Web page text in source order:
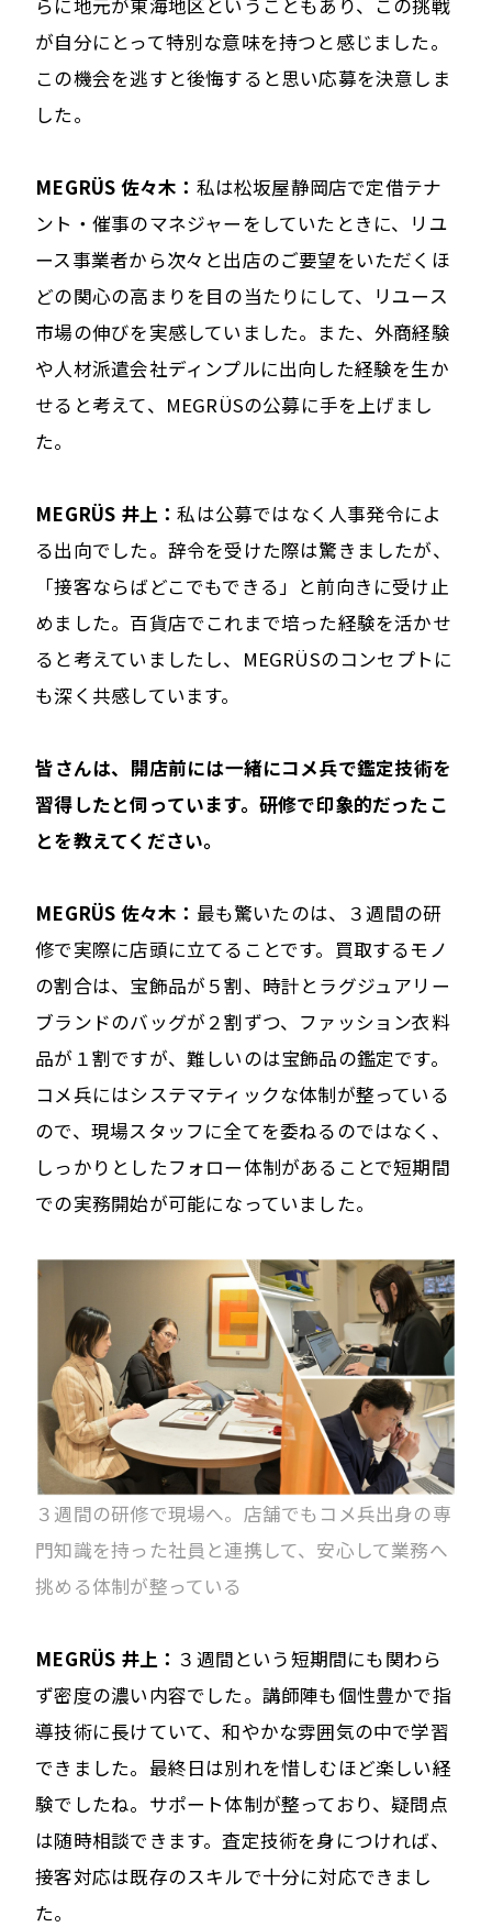
らに地元が東海地区ということもあり、この挑戦
が自分にとって特別な意味を持つと感じました。
この機会を逃すと後悔すると思い応募を決意しま
した。
MEGRÜS 佐々木： 私は松坂屋静岡店で定借テナ
ント・催事のマネジャーをしていたときに、リユ
ース事業者から次々と出店のご要望をいただくほ
どの関心の高まりを目の当たりにして、リユース
市場の伸びを実感していました。また、外商経験
や人材派遣会社ディンプルに出向した経験を生か
せると考えて、MEGRÜSの公募に手を上げまし
た。
MEGRÜS 井上：私は公募ではなく人事発令によ
る出向でした。辞令を受けた際は驚きましたが、
「接客ならばどこでもできる」と前向きに受け止
めました。百貨店でこれまで培った経験を活かせ
ると考えていましたし、MEGRÜSのコンセプトに
も深く共感しています。
――皆さんは、開店前には一緒にコメ兵で鑑定技術を
習得したと伺っています。研修で印象的だったこ
とを教えてください。
MEGRÜS 佐々木： 最も驚いたのは、３週間の研
修で実際に店頭に立てることです。買取するモノ
の割合は、宝飾品が５割、時計とラグジュアリー
ブランドのバッグが２割ずつ、ファッション衣料
品が１割ですが、難しいのは宝飾品の鑑定です。
コメ兵にはシステマティックな体制が整っている
ので、現場スタッフに全てを委ねるのではなく、
しっかりとしたフォロー体制があることで短期間
での実務開始が可能になっていました。
３週間の研修で現場へ。店舗でもコメ兵出身の専
門知識を持った社員と連携して、安心して業務へ
挑める体制が整っている
MEGRÜS 井上： ３週間という短期間にも関わら
ず密度の濃い内容でした。講師陣も個性豊かで指
導技術に長けていて、和やかな雰囲気の中で学習
できました。最終日は別れを惜しむほど楽しい経
験でしたね。サポート体制が整っており、疑問点
は随時相談できます。査定技術を身につければ、
接客対応は既存のスキルで十分に対応できまし
た。